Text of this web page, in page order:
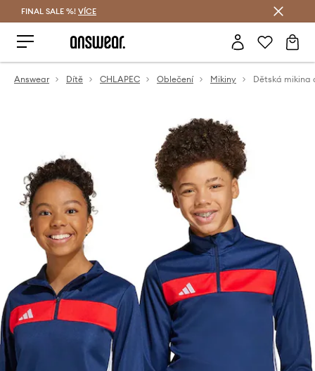
FINAL SALE %! VÍCE
Answear Dítě CHLAPEC Oblečení Mikiny